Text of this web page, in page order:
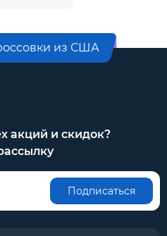
из США
акций и скидок?
Подписаться